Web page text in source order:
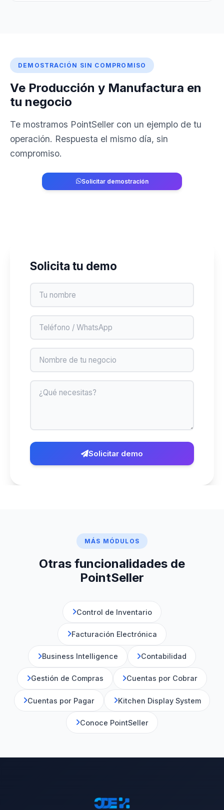
DEMOSTRACIÓN SIN COMPROMISO
Ve Producción y Manufactura en
tu negocio
Te mostramos PointSeller con un ejemplo de tu
operación. Respuesta el mismo día, sin
compromiso.
Solicitar demostración
Solicita tu demo
Nombre
Teléfono
Negocio
Solicitar demo
MÁS MÓDULOS
Otras funcionalidades de
PointSeller
Control de Inventario
Facturación Electrónica
Business Intelligence Contabilidad
Gestión de Compras Cuentas por Cobrar
Cuentas por Pagar Kitchen Display System
Conoce PointSeller